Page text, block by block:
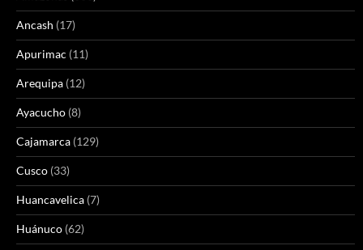
Ancash (17)
Apurimac (11)
Arequipa (12)
Ayacucho (8)
Cajamarca (129)
Cusco (33)
Huancavelica (7)
Huánuco (62)